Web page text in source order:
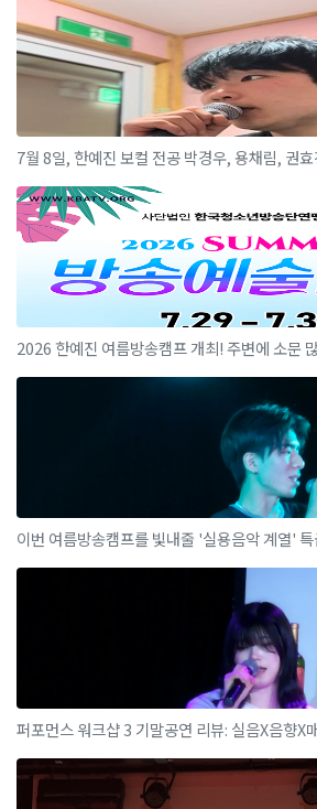
7월 8일, 한예진 보컬 전공 박경우, 용채림, 권효
2026 한예진 여름방송캠프 개최! 주변에 소문
이번 여름방송캠프를 빛내줄 '실용음악 계열' 특
퍼포먼스 워크샵 3 기말공연 리뷰: 실음X음향X